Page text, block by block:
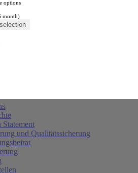
Statement
und Qualitätssicherung
options
month)